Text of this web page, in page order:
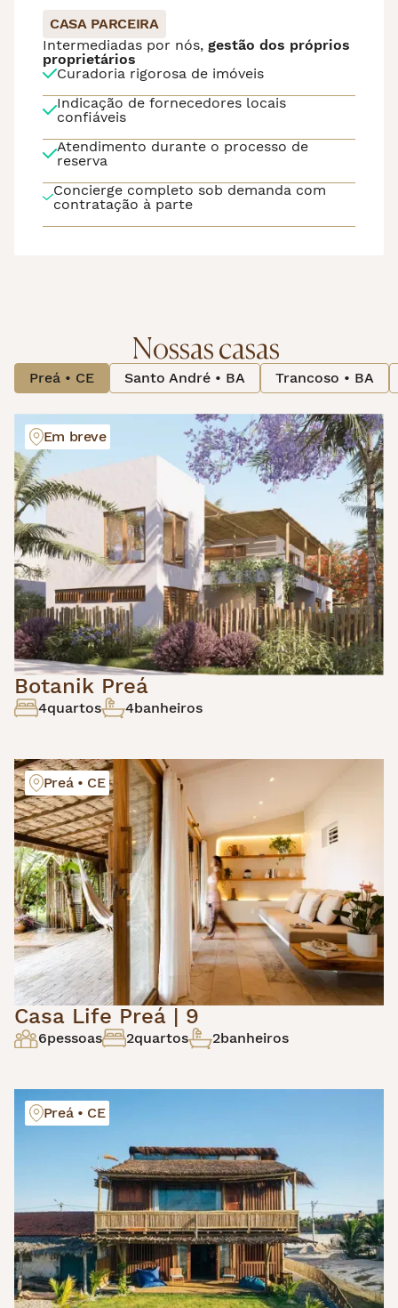
CASA PARCEIRA
Intermediadas por nós, gestão dos próprios
proprietários
Curadoria rigorosa de imóveis
Indicação de fornecedores locais
confiáveis
Atendimento durante o processo de
reserva
Concierge completo sob demanda com
contratação à parte
Nossas casas
Preá • CE Santo André • BA Trancoso • BA
Em breve
Botanik Preá
4quartos 4banheiros
Preá • CE
Casa Life Preá | 9
6pessoas 2quartos 2banheiros
Preá • CE